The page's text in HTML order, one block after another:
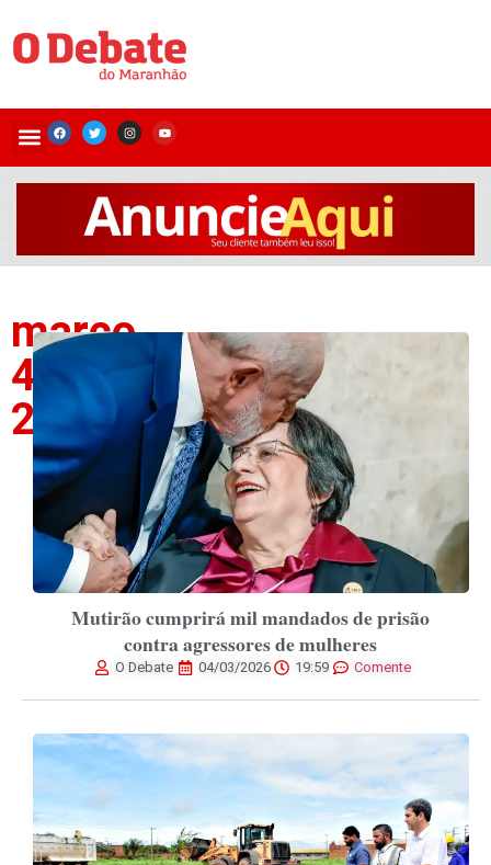
março
4,
2026
Mutirão cumprirá mil mandados de prisão
contra agressores de mulheres
O Debate 04/03/2026 19:59 Comente